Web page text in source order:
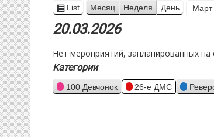
View
as
List Месяц Неделя День
Месяц
20.03.2026
Нет мероприятий, запланированных на
Категории
100 Девчонок 26-е ДМС